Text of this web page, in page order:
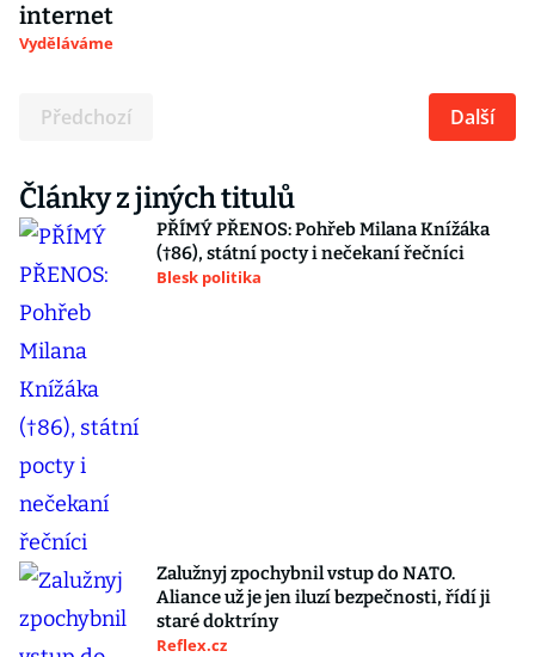
internet
Vyděláváme
Předchozí Další
Články z jiných titulů
PŘÍMÝ PŘENOS: Pohřeb Milana Knížáka
(†86), státní pocty i nečekaní řečníci
Blesk politika
Zalužnyj zpochybnil vstup do NATO.
Aliance už je jen iluzí bezpečnosti, řídí ji
staré doktríny
Reflex.cz